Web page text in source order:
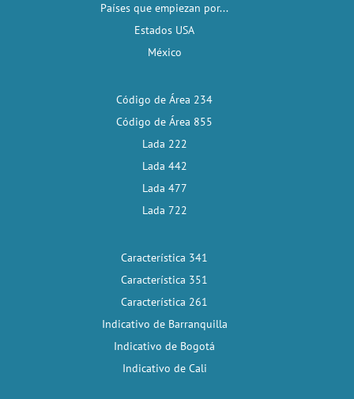
Países que empiezan por...
Estados USA
México
Código de Área 234
Código de Área 855
Lada 222
Lada 442
Lada 477
Lada 722
Característica 341
Característica 351
Característica 261
Indicativo de Barranquilla
Indicativo de Bogotá
Indicativo de Cali